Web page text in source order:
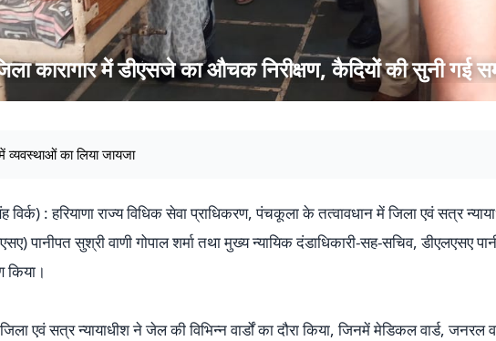
Panipat: जिला कारागार में डीएसजे का औचक निरीक्षण, कैदियों की सुनी
का लिया जायजा
विर्क) : हरियाणा राज्य विधिक सेवा प्राधिकरण, पंचकूला के तत्वावधान में जिला एवं सत्र
पानीपत सुश्री वाणी गोपाल शर्मा तथा मुख्य न्यायिक दंडाधिकारी-सह-सचिव, डीएलएसए
किया।
एवं सत्र न्यायाधीश ने जेल की विभिन्न वार्डों का दौरा किया, जिनमें मेडिकल वार्ड, जनरल